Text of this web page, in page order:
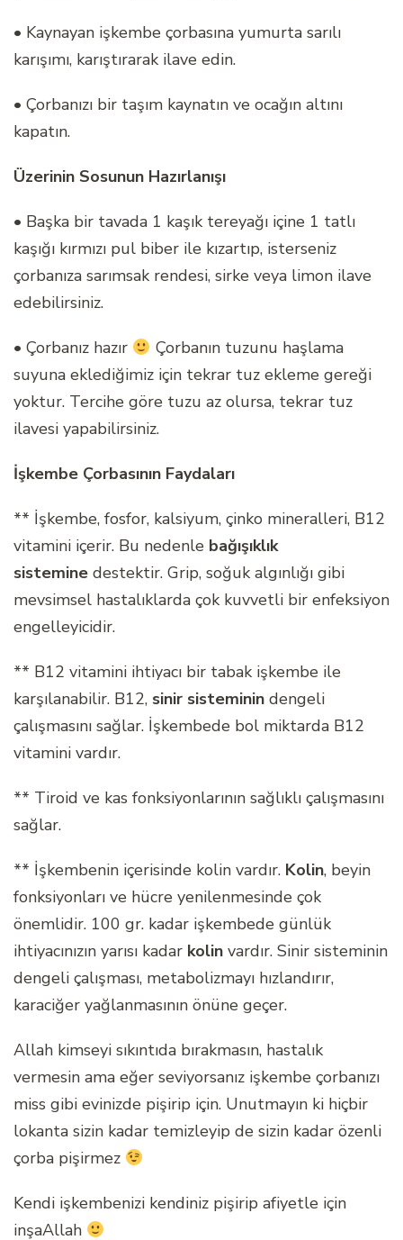
• Kaynayan işkembe çorbasına yumurta sarılı
karışımı, karıştırarak ilave edin.
• Çorbanızı bir taşım kaynatın ve ocağın altını
kapatın.
Üzerinin Sosunun Hazırlanışı
• Başka bir tavada 1 kaşık tereyağı içine 1 tatlı
kaşığı kırmızı pul biber ile kızartıp, isterseniz
çorbanıza sarımsak rendesi, sirke veya limon ilave
edebilirsiniz.
• Çorbanız hazır
Çorbanın tuzunu haşlama
suyuna eklediğimiz için tekrar tuz ekleme gereği
yoktur. Tercihe göre tuzu az olursa, tekrar tuz
ilavesi yapabilirsiniz.
İşkembe Çorbasının Faydaları
** İşkembe, fosfor, kalsiyum, çinko mineralleri, B12
vitamini içerir. Bu nedenle bağışıklık
sistemine destektir. Grip, soğuk algınlığı gibi
mevsimsel hastalıklarda çok kuvvetli bir enfeksiyon
engelleyicidir.
** B12 vitamini ihtiyacı bir tabak işkembe ile
karşılanabilir. B12, sinir sisteminin dengeli
çalışmasını sağlar. İşkembede bol miktarda B12
vitamini vardır.
** Tiroid ve kas fonksiyonlarının sağlıklı çalışmasını
sağlar.
** İşkembenin içerisinde kolin vardır. Kolin, beyin
fonksiyonları ve hücre yenilenmesinde çok
önemlidir. 100 gr. kadar işkembede günlük
ihtiyacınızın yarısı kadar kolin vardır. Sinir sisteminin
dengeli çalışması, metabolizmayı hızlandırır,
karaciğer yağlanmasının önüne geçer.
Allah kimseyi sıkıntıda bırakmasın, hastalık
vermesin ama eğer seviyorsanız işkembe çorbanızı
miss gibi evinizde pişirip için. Unutmayın ki hiçbir
lokanta sizin kadar temizleyip de sizin kadar özenli
çorba pişirmez
Kendi işkembenizi kendiniz pişirip afiyetle için
inşaAllah